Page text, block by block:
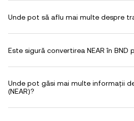
Unde pot să aflu mai multe despre
Este sigură convertirea NEAR în BND
Unde pot găsi mai multe informații
(NEAR)?